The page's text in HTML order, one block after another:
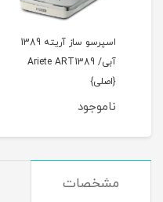
اسپرسو ساز آریته 1389
آبی/ Ariete ART1389
{اصلی}
ناموجود
مشخصات